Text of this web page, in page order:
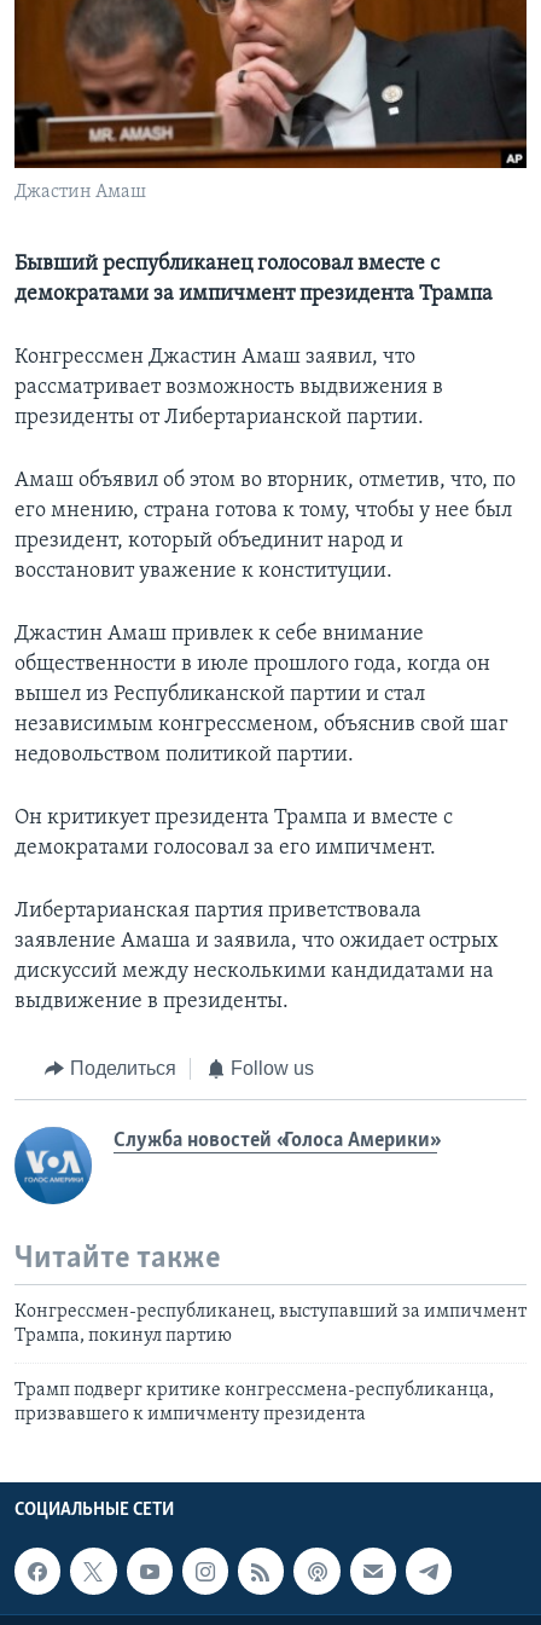
Learning English
СОЦИАЛЬНЫЕ СЕТИ
Джастин Амаш
Бывший республиканец голосовал вместе с
демократами за импичмент президента Трампа
Конгрессмен Джастин Амаш заявил, что
рассматривает возможность выдвижения в
президенты от Либертарианской партии.
Амаш объявил об этом во вторник, отметив, что, по
его мнению, страна готова к тому, чтобы у нее был
президент, который объединит народ и
восстановит уважение к конституции.
Джастин Амаш привлек к себе внимание
общественности в июле прошлого года, когда он
вышел из Республиканской партии и стал
независимым конгрессменом, объяснив свой шаг
недовольством политикой партии.
Он критикует президента Трампа и вместе с
демократами голосовал за его импичмент.
Либертарианская партия приветствовала
заявление Амаша и заявила, что ожидает острых
дискуссий между несколькими кандидатами на
выдвижение в президенты.
Поделиться Follow us
Служба новостей «Голоса Америки»
Читайте также
Конгрессмен-республиканец, выступавший за импичмент
Трампа, покинул партию
Трамп подверг критике конгрессмена-республиканца,
призвавшего к импичменту президента
СОЦИАЛЬНЫЕ СЕТИ